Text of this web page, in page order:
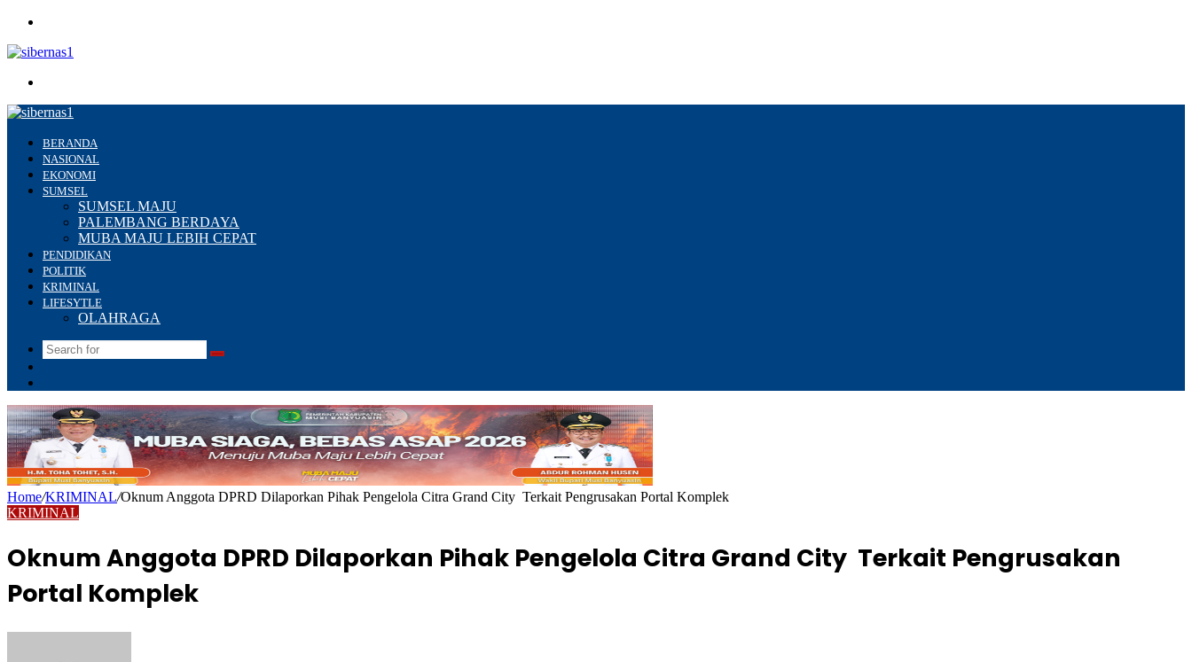
BERANDA
NASIONAL
EKONOMI
SUMSEL
SUMSEL MAJU
PALEMBANG BERDAYA
MUBA MAJU LEBIH CEPAT
PENDIDIKAN
POLITIK
KRIMINAL
LIFESYTLE
OLAHRAGA
Search
Home/KRIMINAL/Oknum Anggota DPRD Dilaporkan Pihak Pengelola Citra Grand City Terkait Pengrusakan Portal Komplek
KRIMINAL
Oknum Anggota DPRD Dilaporkan Pihak Pengelola Citra Grand City Terkait Pengrusakan
Portal Komplek